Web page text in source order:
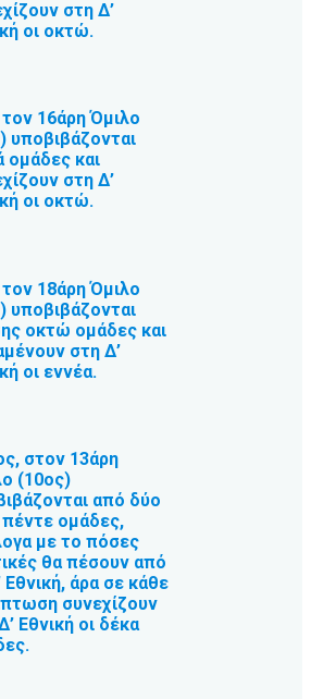
στη Δ’
οι οκτώ.
16άρη Όμιλο
υποβιβάζονται
ομάδες και
στη Δ’
οι οκτώ.
18άρη Όμιλο
υποβιβάζονται
οκτώ ομάδες και
στη Δ’
οι εννέα.
στον 13άρη
(10ος)
από δύο
ομάδες,
με το πόσες
θα πέσουν από
Εθνική, άρα σε κάθε
συνεχίζουν
Εθνική οι δέκα